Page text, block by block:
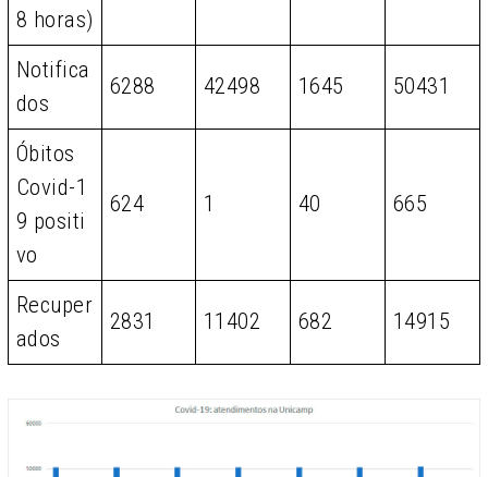
8 horas)
Notifica
dos
6288 42498 1645 50431
Óbitos
Covid-1
9 positi
vo
624 1 40 665
Recuper
ados
2831 11402 682 14915